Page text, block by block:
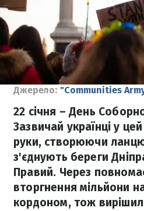
Джерело: "Communities
22 січня – День
Зазвичай українці у
руки, створюючи
з'єднують береги
Правий. Через
вторгнення мільйони
кордоном, тож